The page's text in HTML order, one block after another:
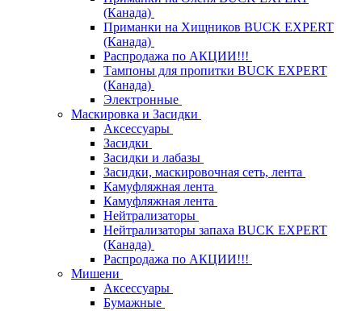
(Канада)
Приманки на Хищников BUCK EXPERT
(Канада)
Распродажа по АКЦИИ!!!
Тампоны для пропитки BUCK EXPERT
(Канада)
Электронные
Маскировка и Засидки
Аксессуары
Засидки
Засидки и лабазы
Засидки, маскировочная сеть, лента
Камуфляжная лента
Камуфляжная лента
Нейтрализаторы
Нейтрализаторы запаха BUCK EXPERT
(Канада)
Распродажа по АКЦИИ!!!
Мишени
Аксессуары
Бумажные